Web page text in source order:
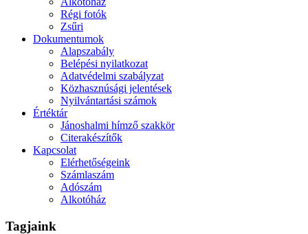
Régi fotók
Zsűri
Dokumentumok
Alapszabály
Belépési nyilatkozat
Adatvédelmi szabályzat
Közhasznúsági jelentések
Nyilvántartási számok
Értéktár
Jánoshalmi hímző szakkör
Citerakészítők
Kapcsolat
Elérhetőségeink
Számlaszám
Adószám
Alkotóház
Tagjaink